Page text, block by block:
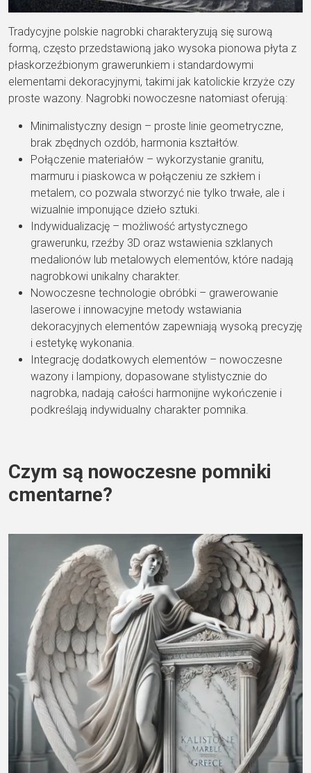
Tradycyjne polskie nagrobki charakteryzują się surową
formą, często przedstawioną jako wysoka pionowa płyta z
płaskorzeźbionym grawerunkiem i standardowymi
elementami dekoracyjnymi, takimi jak katolickie krzyże czy
proste wazony. Nagrobki nowoczesne natomiast oferują:
Minimalistyczny design – proste linie geometryczne,
brak zbędnych ozdób, harmonia kształtów.
Połączenie materiałów – wykorzystanie granitu,
marmuru i piaskowca w połączeniu ze szkłem i
metalem, co pozwala stworzyć nie tylko trwałe, ale i
wizualnie imponujące dzieło sztuki.
Indywidualizację – możliwość artystycznego
grawerunku, rzeźby 3D oraz wstawienia szklanych
medalionów lub metalowych elementów, które nadają
nagrobkowi unikalny charakter.
Nowoczesne technologie obróbki – grawerowanie
laserowe i innowacyjne metody wstawiania
dekoracyjnych elementów zapewniają wysoką precyzję
i estetykę wykonania.
Integrację dodatkowych elementów – nowoczesne
wazony i lampiony, dopasowane stylistycznie do
nagrobka, nadają całości harmonijne wykończenie i
podkreślają indywidualny charakter pomnika.
Czym są nowoczesne pomniki
cmentarne?